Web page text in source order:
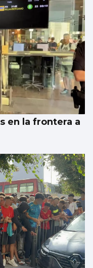
en la frontera a